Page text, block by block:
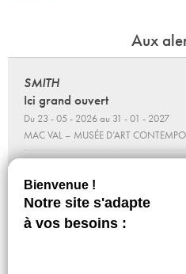
Aux
SMITH
Ici grand ouvert
Du 23 - 05 - 2026 au 31 - 01 - 2027
MAC VAL – MUSÉE D’ART
Du 20 - 2025 au 31 - 03 - 2027
MAC VAL – MUSÉE D’ART